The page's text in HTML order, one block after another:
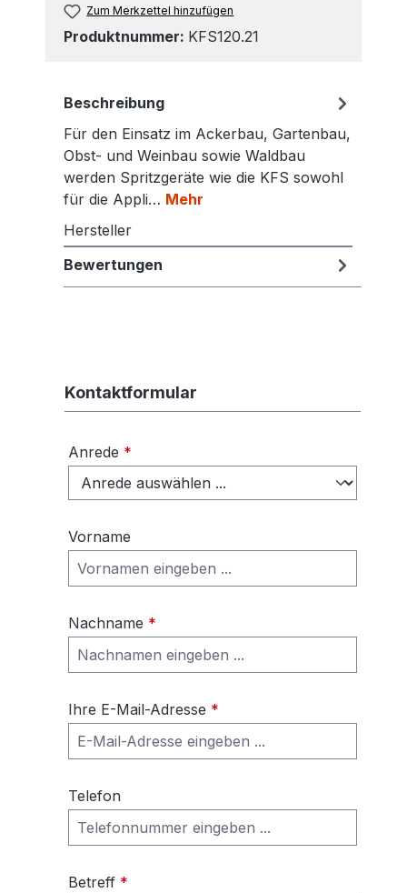
Zum Merkzettel hinzufügen
Produktnummer: KFS120.21
Beschreibung
Für den Einsatz im Ackerbau, Gartenbau,
Obst- und Weinbau sowie Waldbau
werden Spritzgeräte wie die KFS sowohl
für die Appli… Mehr
Hersteller
Bewertungen
Kontaktformular
Anrede *
Vorname
Nachname *
Ihre E-Mail-Adresse *
Telefon
Betreff *